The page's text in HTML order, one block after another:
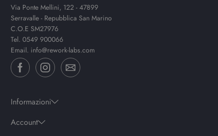
Via Ponte Mellini, 122 - 47899
Serravalle - Repubblica San Marino
C.O.E SM27976
Tel.0549 900066
Email. info@rework-labs.com
Informazioni
Account